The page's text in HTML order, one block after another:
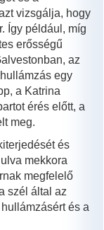
vizsgálja, hogy
Így például, míg
erősségű
az
egy
a Katrina
érés előtt, a
meg.
és
mekkora
megfelelő
szél által az
és a